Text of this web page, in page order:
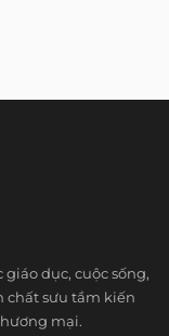
dục, cuộc sống,
chất sưu tầm kiến
mại.